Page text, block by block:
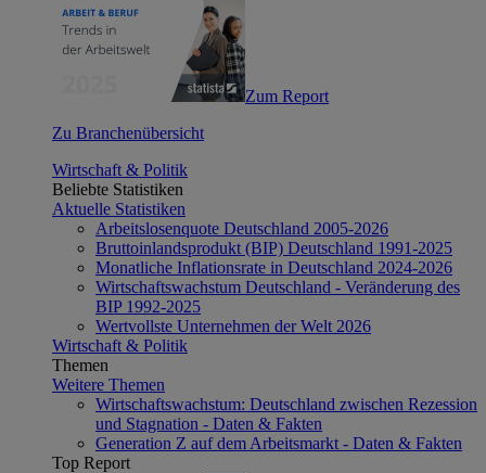
Zum Report
Zu Branchenübersicht
Wirtschaft & Politik
Beliebte Statistiken
Aktuelle Statistiken
Arbeitslosenquote Deutschland 2005-2026
Bruttoinlandsprodukt (BIP) Deutschland 1991-2025
Monatliche Inflationsrate in Deutschland 2024-2026
Wirtschaftswachstum Deutschland - Veränderung des
BIP 1992-2025
Wertvollste Unternehmen der Welt 2026
Wirtschaft & Politik
Themen
Weitere Themen
Wirtschaftswachstum: Deutschland zwischen Rezession
und Stagnation - Daten & Fakten
Generation Z auf dem Arbeitsmarkt - Daten & Fakten
Top Report